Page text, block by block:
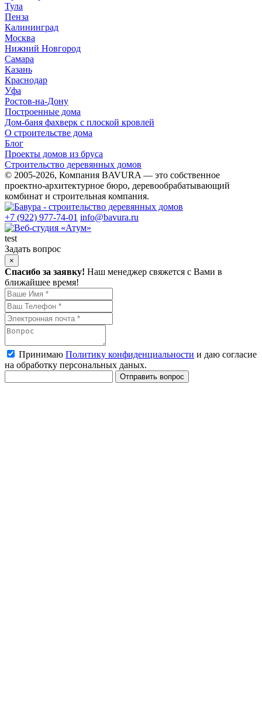
Тула
Пенза
Калининград
Москва
Нижний Новгород
Самара
Казань
Краснодар
Уфа
Ростов-на-Дону
Построенные дома
Дом-баня фахверк с плоской кровлей
О строительстве дома
Блог
Проекты домов из бруса
Строительство деревянных домов
© 2005-2026, Компания BAVURA — это собственное
проектно-архитектурное бюро, деревообрабатывающий
комбинат и строительная компания.
+7 (922) 977-74-01 info@bavura.ru
test
Задать вопрос
×
Спасибо за заявку! Наш менеджер свяжется с Вами в
ближайшее время!
Принимаю Политику конфиденциальности и даю согласие
на обработку персональных даных.